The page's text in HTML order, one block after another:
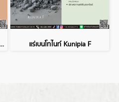
สารลดแรงตึงผิว Sunsoft Q-12Y-C แร่เบนโทไนท์ Kunipia F